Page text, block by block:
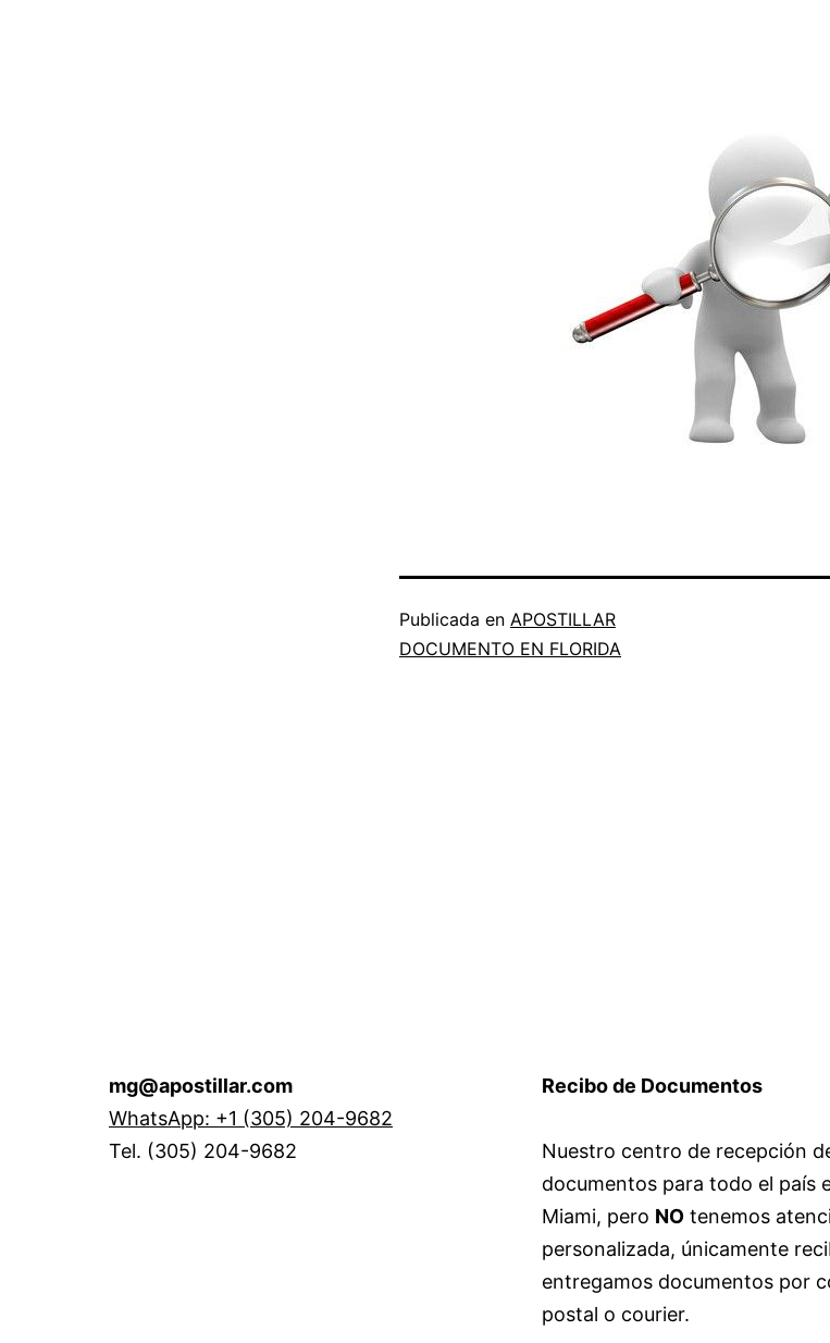
Publicada en APOSTILLAR
DOCUMENTO EN FLORIDA
mg@apostillar.com
WhatsApp: +1 (305) 204-9682
Tel. (305) 204-9682
Recibo de Documentos
Nuestro centro de recepción
documentos para todo el país
Miami, pero NO tenemos
personalizada, únicamente
entregamos documentos por
postal o courier.